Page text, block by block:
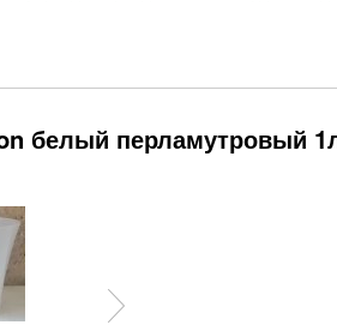
белый перламутровый